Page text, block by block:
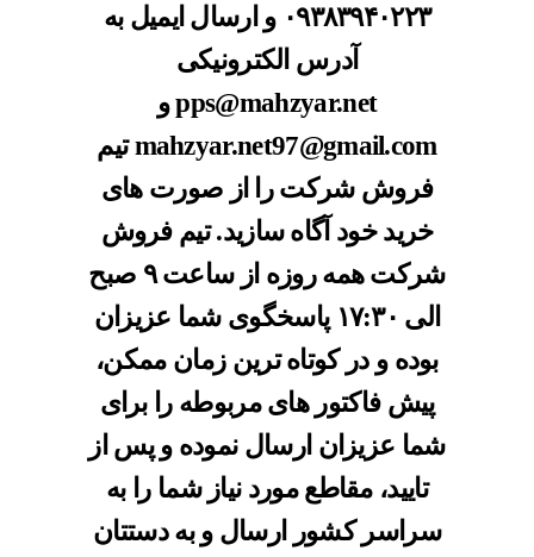
۰۹۳۸۳۹۴۰۲۲۳ و ارسال ایمیل به
آدرس الکترونیکی
pps@mahzyar.netو
mahzyar.net97@gmail.comتیم
فروش شرکت را از صورت های
خرید خود آگاه سازید. تیم فروش
شرکت همه روزه از ساعت ۹ صبح
الی ۱۷:۳۰ پاسخگوی شما عزیزان
بوده و در کوتاه ترین زمان ممکن،
پیش فاکتور های مربوطه را برای
شما عزیزان ارسال نموده و پس از
تایید، مقاطع مورد نیاز شما را به
سراسر کشور ارسال و به دستتان